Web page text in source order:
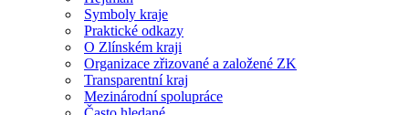
Symboly kraje
Praktické odkazy
O Zlínském kraji
Organizace zřizované a založené ZK
Transparentní kraj
Mezinárodní spolupráce